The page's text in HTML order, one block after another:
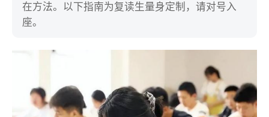
在方法。以下指南为复读生量身定制，请对号入
座。